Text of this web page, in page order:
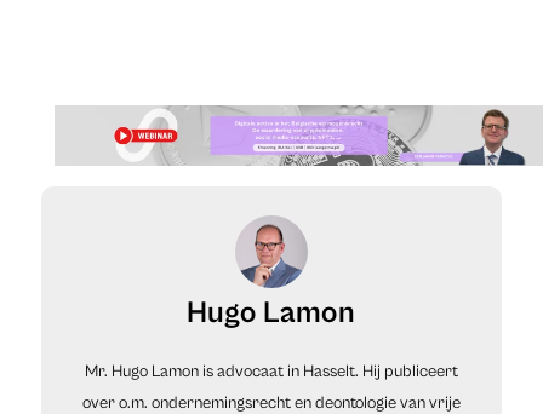
Hugo Lamon
Mr. Hugo Lamon is advocaat in Hasselt. Hij publiceert
over o.m. ondernemingsrecht en deontologie van vrije